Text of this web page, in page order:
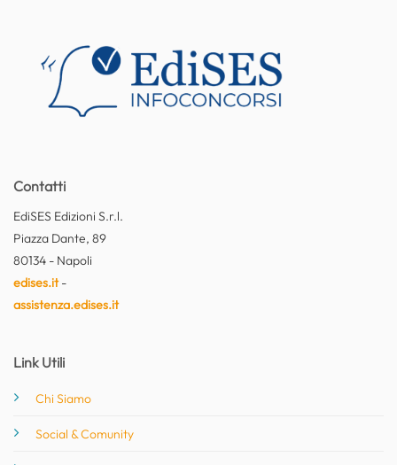
Contatti
EdiSES Edizioni S.r.l.
Piazza Dante, 89
80134 - Napoli
edises.it-
assistenza.edises.it
Link Utili
Chi Siamo
Social & Comunity